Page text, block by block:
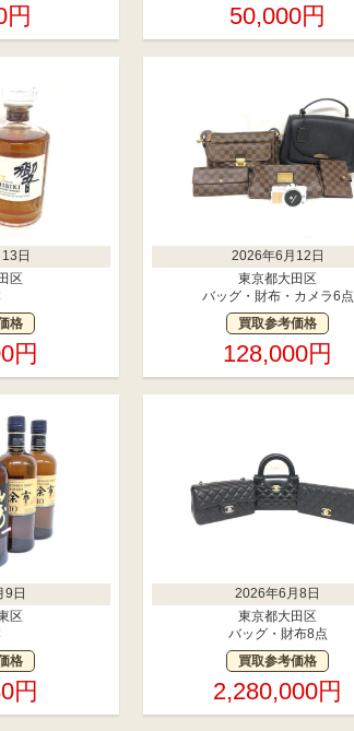
円 50,000円
日
区
格
円
2026年6月12日
東京都大田区
バッグ・財布・カメラ6点
買取参考価格
128,000円
9日
区
格
円
2026年6月8日
東京都大田区
バッグ・財布8点
買取参考価格
2,280,000円